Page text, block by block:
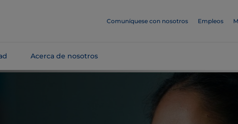
Comuníquese con nosotros Empleos
Acerca de nosotros